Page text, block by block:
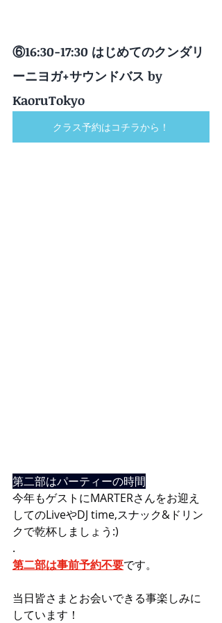
⑥16:30-17:30 はじめてのクンダリ
ーニヨガ+サウンドバス by
KaoruTokyo
クラス予約はコチラから！
第二部はパーティーの時間
今年もゲストにMARTERさんをお迎え
してのLiveやDJ time,スナック&ドリン
クで乾杯しましょう:)
.
第二部は事前予約不要です。
当日皆さまとお会いできる事楽しみに
しています！